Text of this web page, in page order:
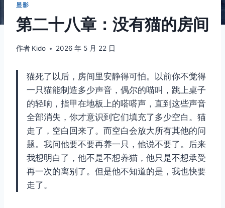
显影
第二十八章：没有猫的房间
作者 Kido 2026 年 5 月 22 日
猫死了以后，房间里安静得可怕。以前你不觉得
一只猫能制造多少声音，偶尔的喵叫，跳上桌子
的轻响，指甲在地板上的嗒嗒声，直到这些声音
全部消失，你才意识到它们填充了多少空白。猫
走了，空白回来了。而空白会放大所有其他的问
题。我问他要不要再养一只，他说不要了。后来
我想明白了，他不是不想养猫，他只是不想承受
再一次的离别了。但是他不知道的是，我也快要
走了。